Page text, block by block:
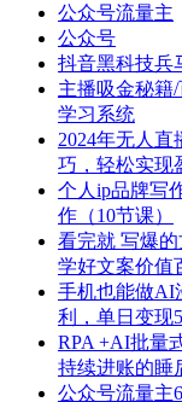
公众号流量主
公众号
抖音黑科技兵
主播吸金秘籍
学习系统
2024年无人
巧，轻松实现
个人ip品牌写
作（10节课）
看完就 写爆
学好文案价值
手机也能做AI
利，单日变现
RPA +AI批量
持续进账的睡
公众号流量主